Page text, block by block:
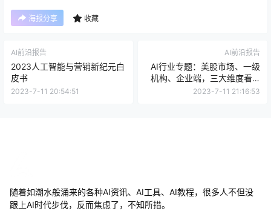
海报分享 收藏
AI前沿报告
2023人工智能与营销新纪元白
皮书
2023-7-11 20:54:51
AI前沿报告
AI行业专题：美股市场、一级
机构、企业端，三大维度看AI
海外投资
2023-7-11 21:16:53
随着如潮水般涌来的各种AI资讯、AI工具、AI教程，很多人不但没
跟上AI时代步伐，反而焦虑了，不知所措。